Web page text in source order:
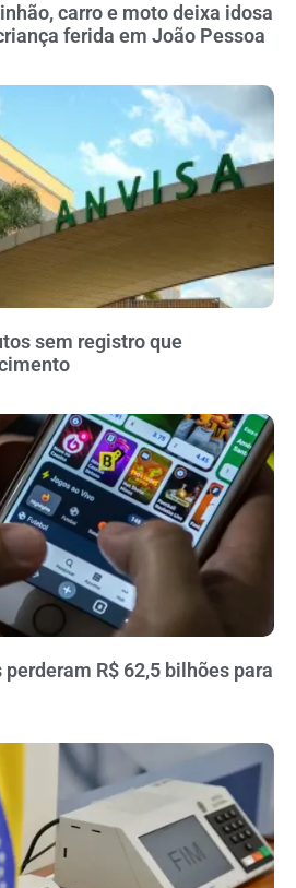
carro e moto deixa idosa
ferida em João Pessoa
sem registro que
R$ 62,5 bilhões para